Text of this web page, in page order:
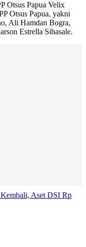
Otsus Papua Velix
Otsus Papua, yakni
Ali Hamdan Bogra,
Estrella Sihasale.
Aset DSI Rp